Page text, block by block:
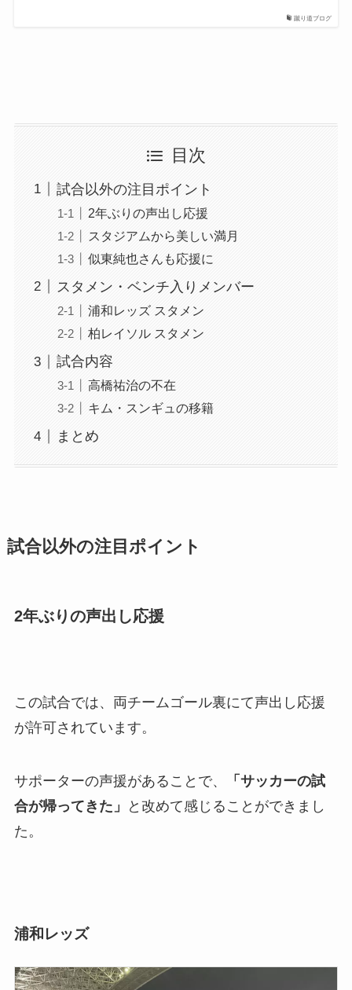
蹴り道ブログ
目次
試合以外の注目ポイント
2年ぶりの声出し応援
スタジアムから美しい満月
似東純也さんも応援に
スタメン・ベンチ入りメンバー
浦和レッズ スタメン
柏レイソル スタメン
試合内容
高橋祐治の不在
キム・スンギュの移籍
まとめ
試合以外の注目ポイント
2年ぶりの声出し応援
この試合では、両チームゴール裏にて声出し応援
が許可されています。
サポーターの声援があることで、
「サッカーの試
合が帰ってきた」
と改めて感じることができまし
た。
浦和レッズ